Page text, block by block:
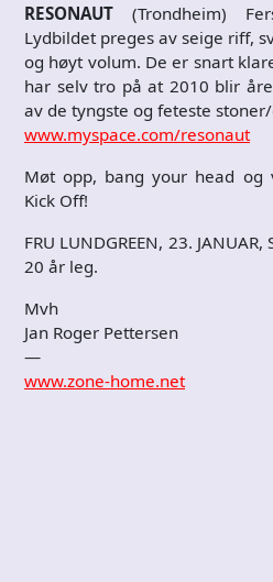
RESONAUT (Trondheim)
Lydbildet preges av seige riff,
og høyt volum. De er snart
har selv tro på at 2010 blir
av de tyngste og feteste
www.myspace.com/resonaut
Møt opp, bang your head
Kick Off!
FRU LUNDGREEN, 23.
20 år leg.
Mvh
Jan Roger Pettersen
—
www.zone-home.net